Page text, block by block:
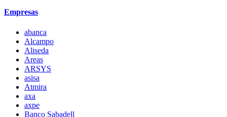
Empresas
abanca
Alcampo
Aliseda
Areas
ARSYS
asisa
Atmira
axa
axpe
Banco Sabadell